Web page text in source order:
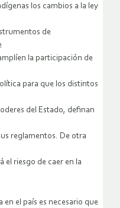
los cambios a la ley
de
la participación de
para que los distintos
del Estado, definan
reglamentos. De otra
el riesgo de caer en la
el país es necesario que